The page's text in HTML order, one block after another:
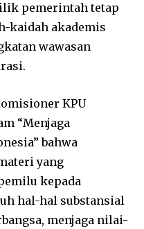
pemerintah tetap
kaidah akademis
wawasan
KPU
“Menjaga
bahwa
yang
kepada
hal-hal substansial
menjaga nilai-